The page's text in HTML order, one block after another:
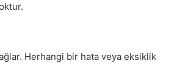
Herhangi bir hata veya eksiklik